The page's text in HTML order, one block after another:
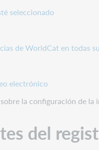
seleccionado
de WorldCat en todas
electrónico
la configuración de
del